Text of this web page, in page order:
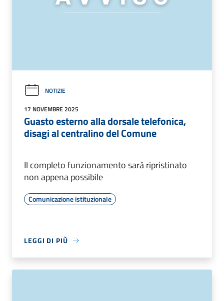
NOTIZIE
17 NOVEMBRE 2025
Guasto esterno alla dorsale telefonica,
disagi al centralino del Comune
Il completo funzionamento sarà ripristinato
non appena possibile
Comunicazione istituzionale
LEGGI DI PIÙ